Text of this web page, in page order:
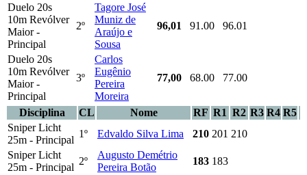
Duelo 20s
10m Revólver
Maior -
Principal
2º
Tagore José
Muniz de
Araújo e
Sousa
96,01 91.00 96.01
Duelo 20s
10m Revólver
Maior -
Principal
3º
Carlos
Eugênio
Pereira
Moreira
77,00 68.00 77.00
Disciplina CL Nome RF R1 R2 R3 R4 R5
Sniper Licht
25m - Principal
1º Edvaldo Silva Lima 210 201 210
Sniper Licht
25m - Principal
2º
Augusto Demétrio
Pereira Botão
183 183